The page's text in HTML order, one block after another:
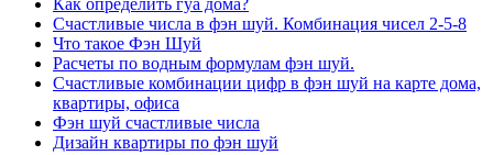
Как определить гуа дома?
Счастливые числа в фэн шуй. Комбинация чисел 2-5-8
Что такое Фэн Шуй
Расчеты по водным формулам фэн шуй.
Счастливые комбинации цифр в фэн шуй на карте дома,
квартиры, офиса
Фэн шуй счастливые числа
Дизайн квартиры по фэн шуй